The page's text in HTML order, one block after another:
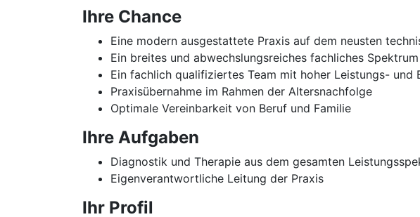
Ihre Chance
Eine modern ausgestattete Praxis auf dem neusten
Ein breites und abwechslungsreiches fachliches Spektrum
Ein fachlich qualifiziertes Team mit hoher Leistungs- und
Praxisübernahme im Rahmen der Altersnachfolge
Optimale Vereinbarkeit von Beruf und Familie
Ihre Aufgaben
Diagnostik und Therapie aus dem gesamten
Eigenverantwortliche Leitung der Praxis
Ihr Profil